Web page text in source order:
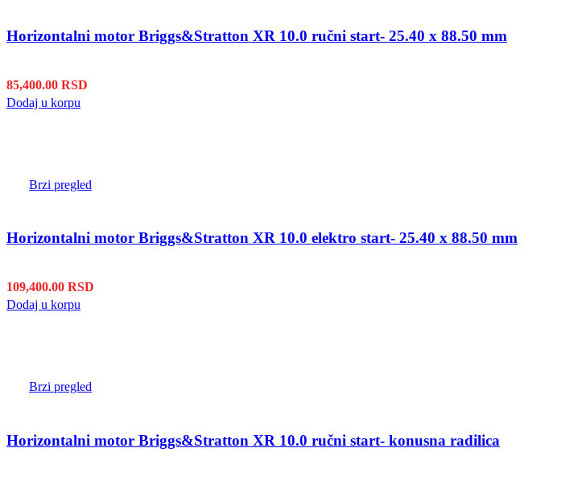
Horizontalni motor Briggs&Stratton XR 10.0 ručni start- 25.40 x 88.50 mm
85,400.00 RSD
Dodaj u korpu
Brzi pregled
Horizontalni motor Briggs&Stratton XR 10.0 elektro start- 25.40 x 88.50 mm
109,400.00 RSD
Dodaj u korpu
Brzi pregled
Horizontalni motor Briggs&Stratton XR 10.0 ručni start- konusna radilica